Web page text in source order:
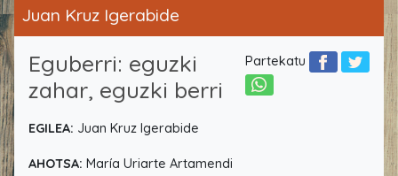
Juan Kruz Igerabide
Partekatu
Eguberri: eguzki
zahar, eguzki berri
EGILEA: Juan Kruz Igerabide
AHOTSA: María Uriarte Artamendi